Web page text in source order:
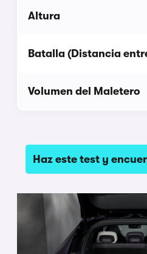
Altura
Batalla (Distancia
Volumen del Maletero
Haz este test y